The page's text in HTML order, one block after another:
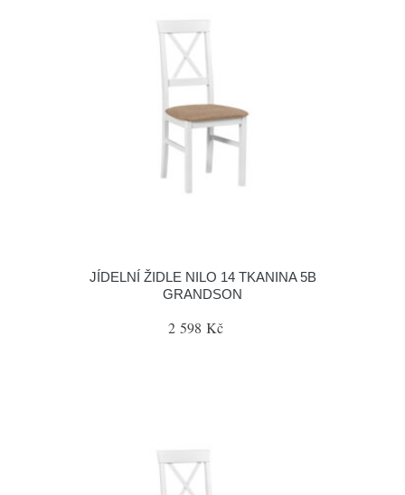
JÍDELNÍ ŽIDLE NILO 14 TKANINA 5B
GRANDSON
2 598 Kč